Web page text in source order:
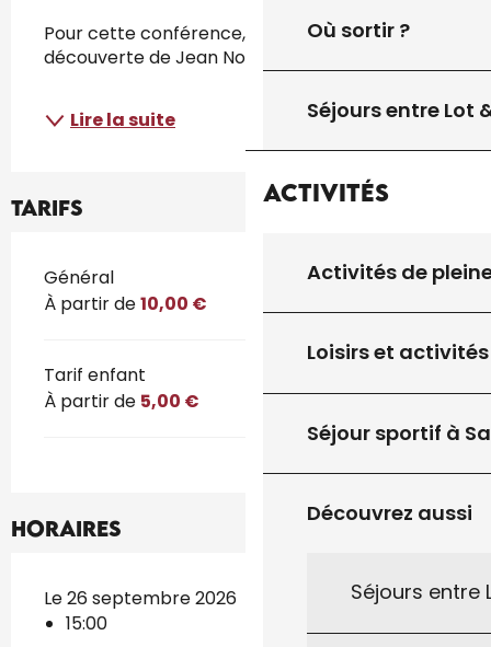
Où sortir ?
Séjours entre Lot
Activités
Activités de
Loisirs et activités
Séjour sportif à
Découvrez aussi
Séjours entre
Pour cette conférence, elle vous amène à la
découverte de Jean Nouvel,...
Lire la suite
Tarifs
Tarifs 2026
Général
À partir de10,00 €
Tarif enfant
À partir de 5,00 €
Horaires
Le 26 septembre 2026
15:00